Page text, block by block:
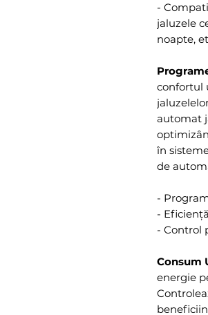
-
jaluzele
noapte,
confortul
automat
în
de
-
-
- Control
Consum
energie